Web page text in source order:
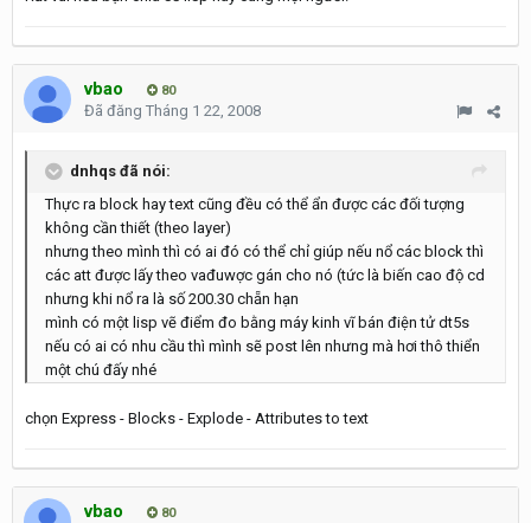
vbao 80
Đã đăng Tháng 1 22, 2008
dnhqs đã nói:
Thực ra block hay text cũng đều có thể ẩn được các đối tượng
không cần thiết (theo layer)
nhưng theo mình thì có ai đó có thể chỉ giúp nếu nổ các block thì
các att được lấy theo vađuwợc gán cho nó (tức là biến cao độ cd
nhưng khi nổ ra là số 200.30 chẵn hạn
mình có một lisp vẽ điểm đo bằng máy kinh vĩ bán điện tử dt5s
nếu có ai có nhu cầu thì mình sẽ post lên nhưng mà hơi thô thiển
một chú đấy nhé
chọn Express - Blocks - Explode - Attributes to text
vbao 80